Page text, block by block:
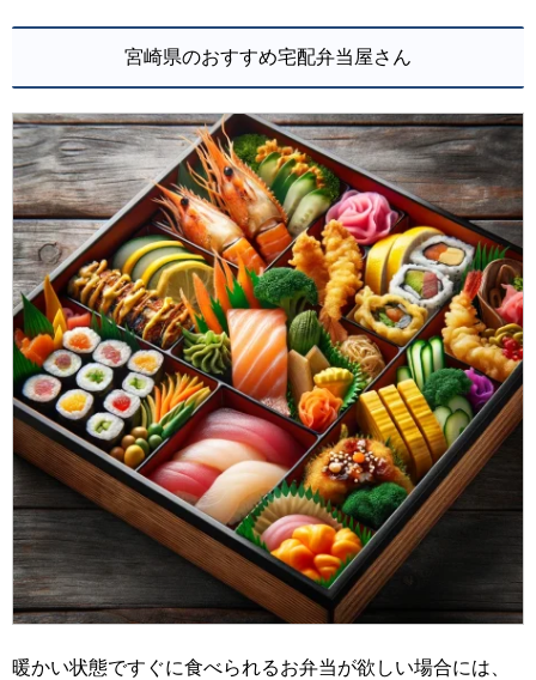
宮崎県のおすすめ宅配弁当屋さん
暖かい状態ですぐに食べられるお弁当が欲しい場合には、